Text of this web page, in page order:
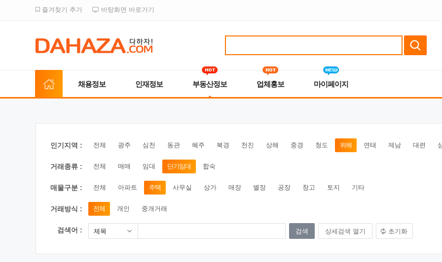
즐겨찾기 추가 바탕화면 바로가기
채용정보 인재정보 부동산정보 업체홍보 마이페이지
인기지역 : 전체 광주 심천 동관 혜주 북경 천진 상해 중경 청도 위해 연태 제남 대련
거래종류 : 전체 매매 임대 단기임대 합숙
매물구분 : 전체 아파트 주택 사무실 상가 매장 별장 공장 창고 토지 기타
거래방식 : 전체 개인 중개거래
검색어 : 제목 상세검색 열기 초기화